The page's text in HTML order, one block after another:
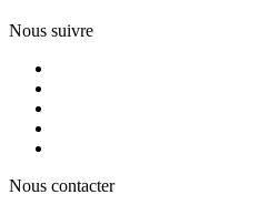
Nous suivre
Nous contacter